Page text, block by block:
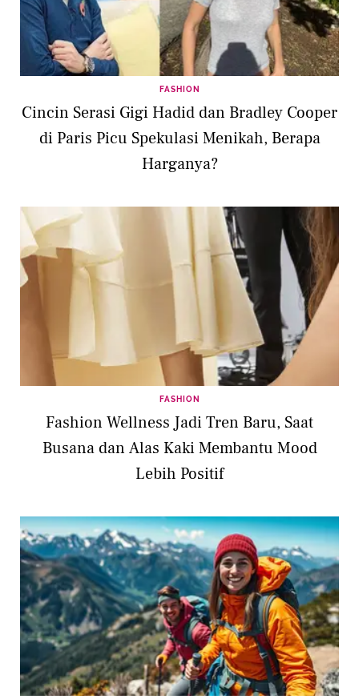
FASHION
Cincin Serasi Gigi Hadid dan Bradley Cooper
di Paris Picu Spekulasi Menikah, Berapa
Harganya?
FASHION
Fashion Wellness Jadi Tren Baru, Saat
Busana dan Alas Kaki Membantu Mood
Lebih Positif